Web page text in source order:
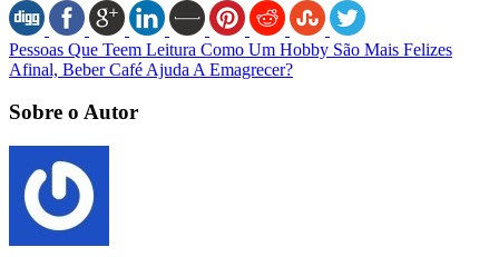
Pessoas Que Teem Leitura Como Um Hobby São Mais Felizes
Afinal, Beber Café Ajuda A Emagrecer?
Sobre o Autor